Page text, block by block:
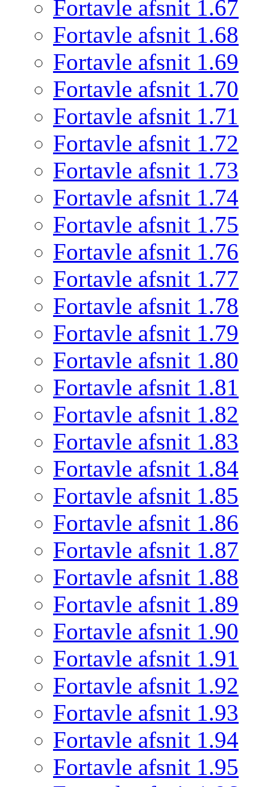
Fortavle afsnit 1.67
Fortavle afsnit 1.68
Fortavle afsnit 1.69
Fortavle afsnit 1.70
Fortavle afsnit 1.71
Fortavle afsnit 1.72
Fortavle afsnit 1.73
Fortavle afsnit 1.74
Fortavle afsnit 1.75
Fortavle afsnit 1.76
Fortavle afsnit 1.77
Fortavle afsnit 1.78
Fortavle afsnit 1.79
Fortavle afsnit 1.80
Fortavle afsnit 1.81
Fortavle afsnit 1.82
Fortavle afsnit 1.83
Fortavle afsnit 1.84
Fortavle afsnit 1.85
Fortavle afsnit 1.86
Fortavle afsnit 1.87
Fortavle afsnit 1.88
Fortavle afsnit 1.89
Fortavle afsnit 1.90
Fortavle afsnit 1.91
Fortavle afsnit 1.92
Fortavle afsnit 1.93
Fortavle afsnit 1.94
Fortavle afsnit 1.95